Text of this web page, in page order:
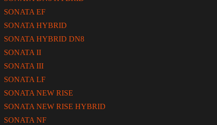
SONATA EF
SONATA HYBRID
SONATA HYBRID DN8
SONATA II
SONATA III
SONATA LF
SONATA NEW RISE
SONATA NEW RISE HYBRID
SONATA NF